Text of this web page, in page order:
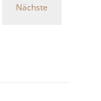
Nächste